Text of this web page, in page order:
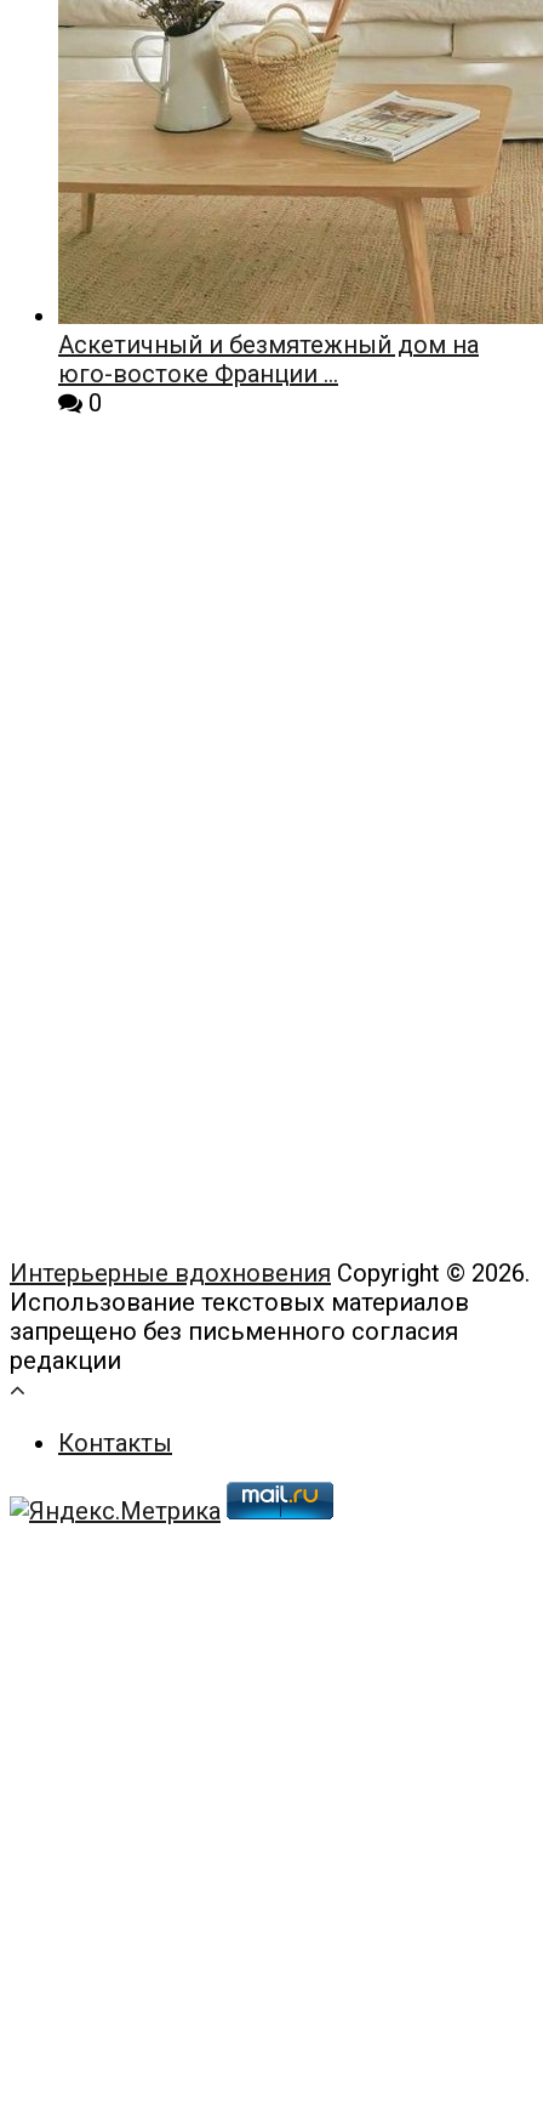
Аскетичный и безмятежный дом на
юго-востоке Франции …
0
Интерьерные вдохновения Copyright © 2026.
Использование текстовых материалов
запрещено без письменного согласия
редакции
Контакты